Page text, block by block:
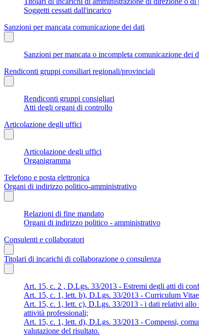
Soggetti cessati dall'incarico
Sanzioni per mancata comunicazione dei dati
Sanzioni per mancata o incompleta comunicazione
Rendiconti gruppi consiliari regionali/provinciali
Rendiconti gruppi consigliari
Atti degli organi di controllo
Articolazione degli uffici
Articolazione degli uffici
Organigramma
Telefono e posta elettronica
Organi di indirizzo politico-amministrativo
Relazioni di fine mandato
Organi di indirizzo politico - amministrativo
Consulenti e collaboratori
Titolari di incarichi di collaborazione o consulenza
Art. 15, c. 2 , D.Lgs. 33/2013 - Estremi degli atti di
Art. 15, c. 1, lett. b), D.Lgs. 33/2013 - Curriculum Vitae
Art. 15, c. 1, lett. c), D.Lgs. 33/2013 - i dati relativi
attività professionali;
Art. 15, c. 1, lett. d), D.Lgs. 33/2013 - Compensi,
valutazione del risultato.